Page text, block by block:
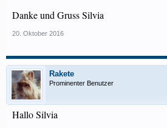
Danke und Gruss Silvia
20. Oktober 2016
Rakete
Prominenter Benutzer
Hallo Silvia